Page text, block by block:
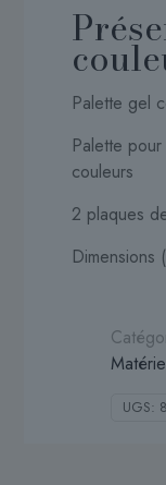
Palette gel
Palette
couleurs
2 plaques
Dimensions
UGS: